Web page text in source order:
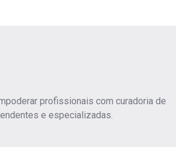
profissionais com curadoria de
e especializadas.